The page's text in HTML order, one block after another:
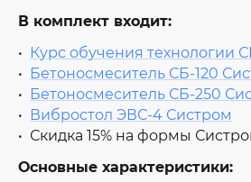
В комплект входит:
Курс обучения технологии
Бетоносмеситель СБ-120
Бетоносмеситель СБ-250
Вибростол ЭВС-4 Систром
Скидка 15% на формы
Основные характеристики: